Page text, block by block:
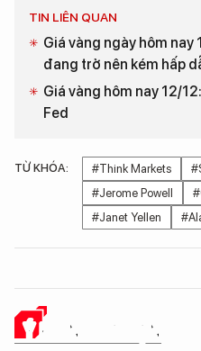
TIN LIÊN QUAN
Giá vàng ngày hôm nay
đang trở nên kém hấp
Giá vàng hôm nay 12/
Fed
TỪ KHÓA: #Think Markets
#Jerome Powell
#Janet Yellen
Ý KIẾN CỦA BẠN